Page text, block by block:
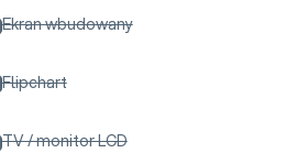
Ekran wbudowany
Flipchart
TV / monitor LCD